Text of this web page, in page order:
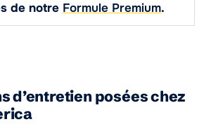
de notre Formule Premium.
d’entretien posées chez